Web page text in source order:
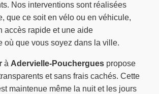
Nos interventions sont réalisées
que ce soit en vélo ou en véhicule,
accès rapide et une aide
où que vous soyez dans la ville.
à Adervielle-Pouchergues propose
et sans frais cachés. Cette
maintenue même la nuit et les jours